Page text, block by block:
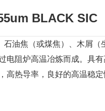
BLACK SIC
油焦（或煤焦）、木屑（
电阻炉高温冶炼而成。具有
高热导率，良好的高温稳定